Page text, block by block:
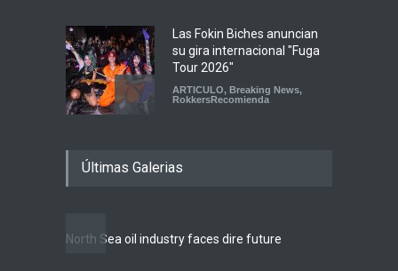
Las Fokin Biches anuncian
su gira internacional "Fuga
Tour 2026"
ARTICULO, Breaking News,
RokkersRecomienda
nuevo de Psychedelic Porn
RokkersRecomienda,Sin
categoría
Últimas Galerias
North Sea oil industry faces dire future